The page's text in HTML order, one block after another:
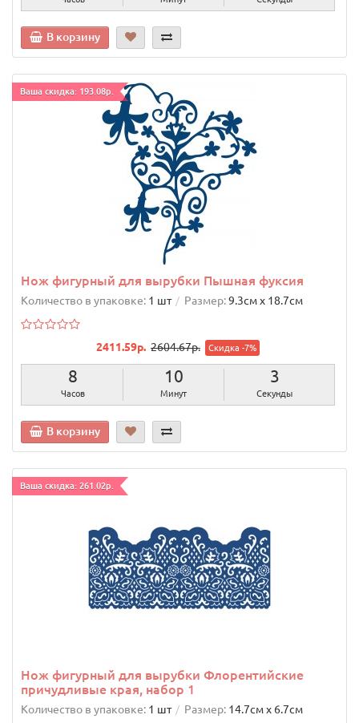
В корзину
Ваша скидка: 193.08р.
Нож фигурный для вырубки Пышная фуксия
Количество в упаковке: 1 шт Размер:9.3cм х 18.7cм
2411.59р. 2604.67р. Скидка -7%
8
Часов
10
Минут
2
Секунды
В корзину
Ваша скидка: 261.02р.
Нож фигурный для вырубки Флорентийские
причудливые края, набор 1
Количество в упаковке: 1 шт Размер: 14.7cм х 6.7cм